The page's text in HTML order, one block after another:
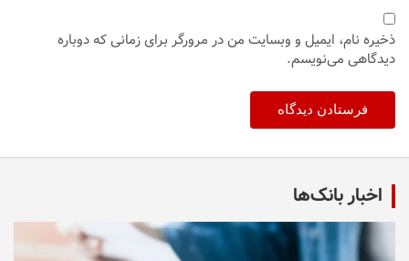
ذخیره نام، ایمیل و وبسایت من در مرورگر برای زمانی که دوباره
دیدگاهی می‌نویسم.
اخبار بانک‌ها